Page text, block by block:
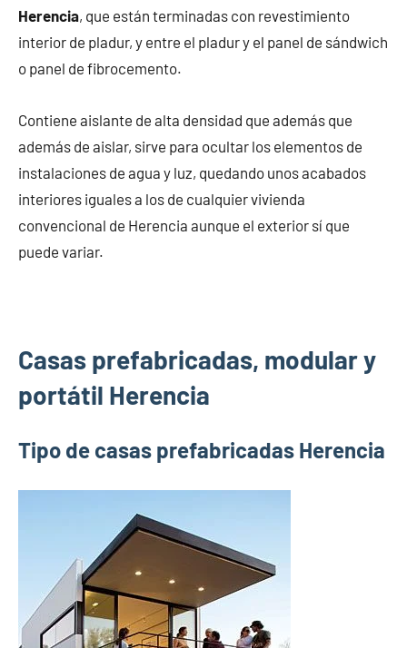
Herencia, que están terminadas con revestimiento
interior de pladur, y entre el pladur y el panel de sándwich
o panel de fibrocemento.
Contiene aislante de alta densidad que además que
además de aislar, sirve para ocultar los elementos de
instalaciones de agua y luz, quedando unos acabados
interiores iguales a los de cualquier vivienda
convencional de Herencia aunque el exterior sí que
puede variar.
Casas prefabricadas, modular y
portátil Herencia
Tipo de casas prefabricadas Herencia